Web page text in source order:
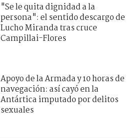
"Se le quita dignidad a la
persona": el sentido descargo de
Lucho Miranda tras cruce
Campillai-Flores
Apoyo de la Armada y 10 horas de
navegación: así cayó en la
Antártica imputado por delitos
sexuales